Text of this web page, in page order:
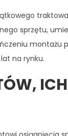
sprzętu,
montażu
na rynku.